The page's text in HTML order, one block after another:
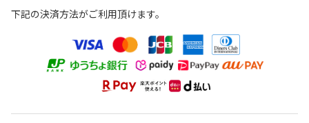
下記の決済方法がご利用頂けます。